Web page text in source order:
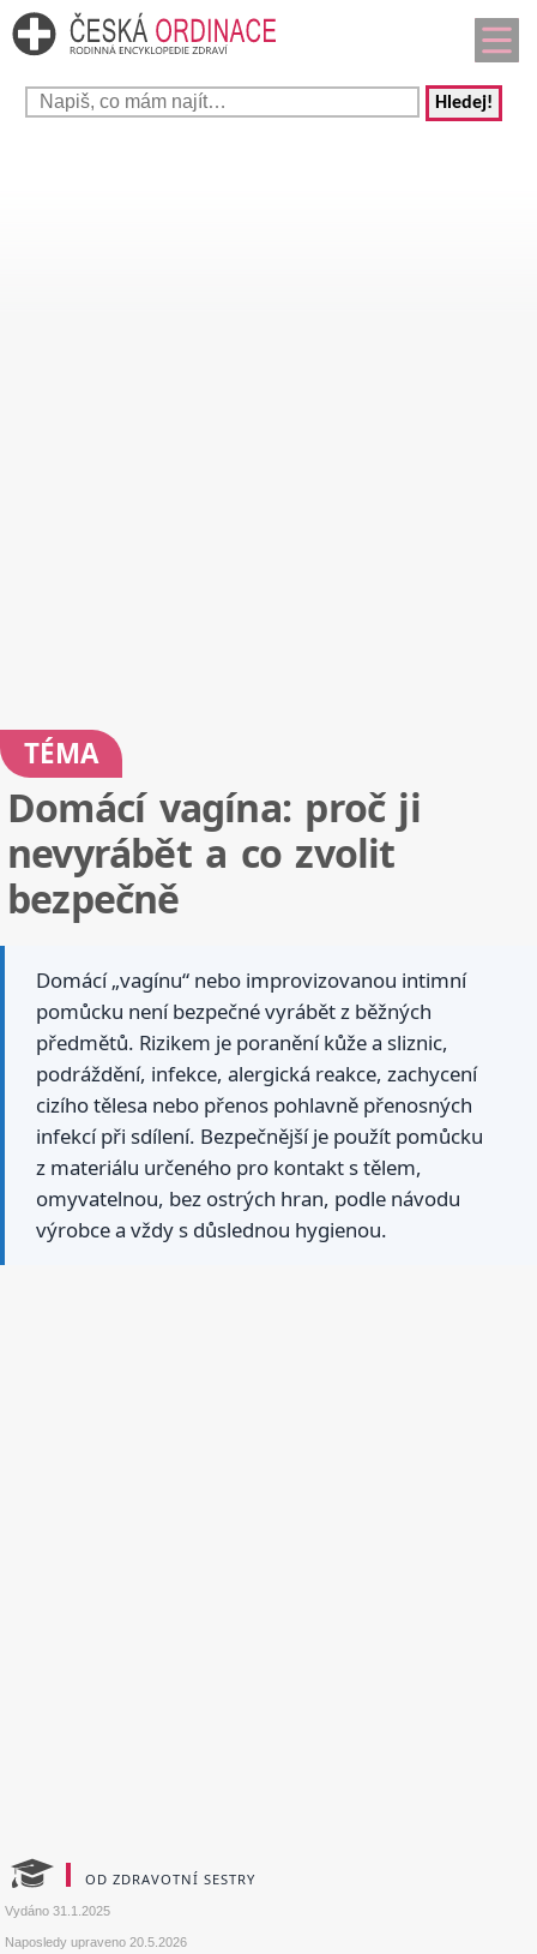
Hledej!
TÉMA
Domácí vagína: proč ji
nevyrábět a co zvolit
bezpečně
Domácí „vagínu“ nebo improvizovanou intimní
pomůcku není bezpečné vyrábět z běžných
předmětů. Rizikem je poranění kůže a sliznic,
podráždění, infekce, alergická reakce, zachycení
cizího tělesa nebo přenos pohlavně přenosných
infekcí při sdílení. Bezpečnější je použít pomůcku
z materiálu určeného pro kontakt s tělem,
omyvatelnou, bez ostrých hran, podle návodu
výrobce a vždy s důslednou hygienou.
OD ZDRAVOTNÍ SESTRY
Vydáno31.1.2025
Naposledy upraveno20.5.2026